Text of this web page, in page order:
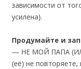
зависимости от
усилена).
Продумайте и
— НЕ МОЙ ПАПА
(её) не